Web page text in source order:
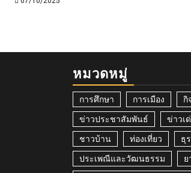
หมวดหมู่
การศึกษา การเมือง กิ
ข่าวประชาสัมพันธ์ ข่าวเ
ชาวบ้าน ท่องเที่ยว ธุ
ประเพณีและวัฒนธรรม ย